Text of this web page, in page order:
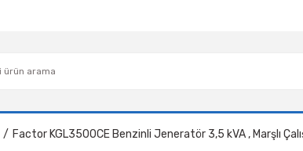
Factor KGL3500CE Benzinli Jeneratör 3,5 kVA , Marşlı